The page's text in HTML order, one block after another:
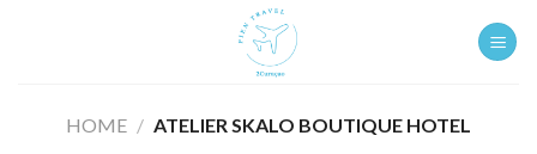
HOME / ATELIER SKALO BOUTIQUE HOTEL